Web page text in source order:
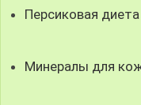
Персиковая
Минералы для